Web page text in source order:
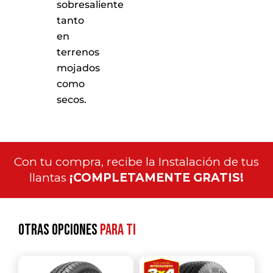
sobresaliente
tanto
en
terrenos
mojados
como
secos.
Con tu compra, recibe la Instalación de tus
llantas ¡COMPLETAMENTE GRATIS!
Otras opcionespara ti